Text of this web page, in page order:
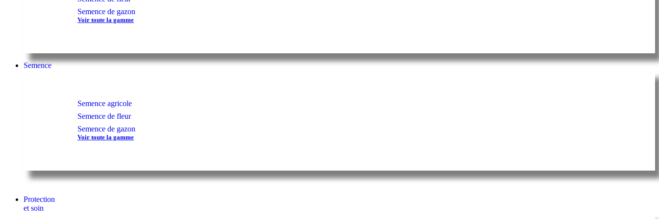
Semence de gazon
Voir toute la gamme
Semence
Semence agricole
Semence de fleur
Semence de gazon
Voir toute la gamme
Protection
et soin